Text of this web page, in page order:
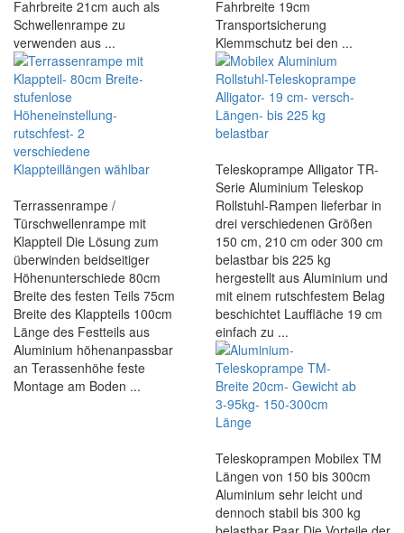
Fahrbreite 21cm auch als
Schwellenrampe zu
verwenden aus ...
Fahrbreite 19cm
Transportsicherung
Klemmschutz bei den ...
Terrassenrampe /
Türschwellenrampe mit
Klappteil Die Lösung zum
überwinden beidseitiger
Höhenunterschiede 80cm
Breite des festen Teils 75cm
Breite des Klappteils 100cm
Länge des Festteils aus
Aluminium höhenanpassbar
an Terassenhöhe feste
Montage am Boden ...
Teleskoprampe Alligator TR-
Serie Aluminium Teleskop
Rollstuhl-Rampen lieferbar in
drei verschiedenen Größen
150 cm, 210 cm oder 300 cm
belastbar bis 225 kg
hergestellt aus Aluminium und
mit einem rutschfestem Belag
beschichtet Lauffläche 19 cm
einfach zu ...
Teleskoprampen Mobilex TM
Längen von 150 bis 300cm
Aluminium sehr leicht und
dennoch stabil bis 300 kg